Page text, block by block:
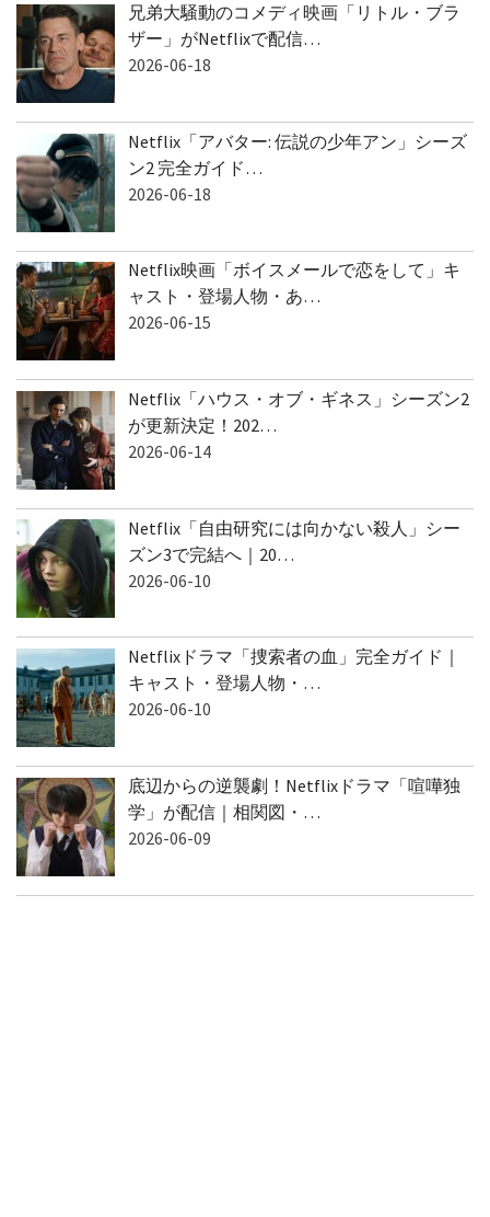
兄弟大騒動のコメディ映画「リトル・ブラ
ザー」がNetflixで配信…
2026-06-18
Netflix「アバター: 伝説の少年アン」シーズ
ン2 完全ガイド…
2026-06-18
Netflix映画「ボイスメールで恋をして」キ
ャスト・登場人物・あ…
2026-06-15
Netflix「ハウス・オブ・ギネス」シーズン2
が更新決定！202…
2026-06-14
Netflix「自由研究には向かない殺人」シー
ズン3で完結へ｜20…
2026-06-10
Netflixドラマ「捜索者の血」完全ガイド｜
キャスト・登場人物・…
2026-06-10
底辺からの逆襲劇！Netflixドラマ「喧嘩独
学」が配信｜相関図・…
2026-06-09